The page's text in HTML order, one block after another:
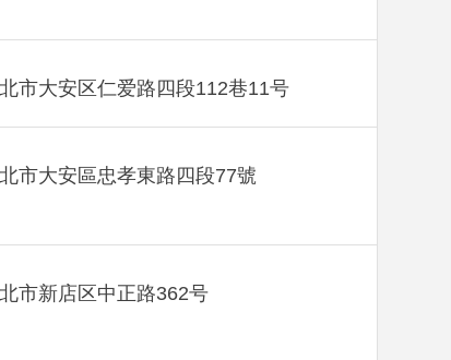
市大安区仁爱路四段112巷11号
市大安區忠孝東路四段77號
市新店区中正路362号